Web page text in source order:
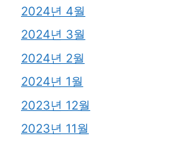
2024년 4월
2024년 3월
2024년 2월
2024년 1월
2023년 12월
2023년 11월